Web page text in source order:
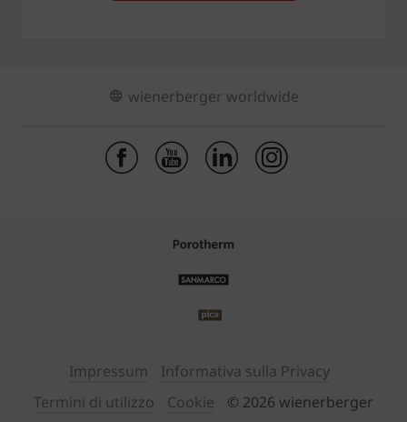
wienerberger worldwide
Impressum
Informativa sulla Privacy
Termini di utilizzo
Cookie © 2026 wienerberger